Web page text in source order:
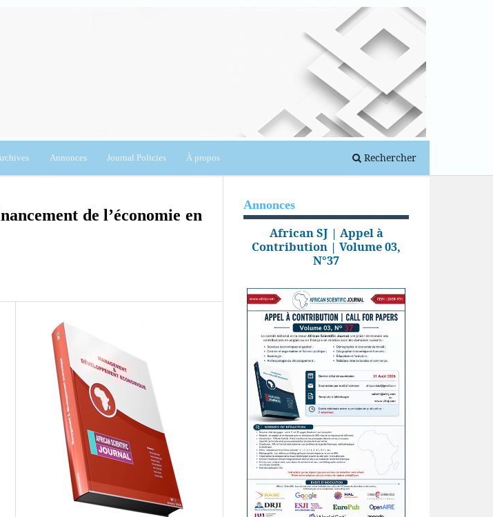
Annonces Journal Policies À propos Rechercher
Se connecter
de l’économie en
Annonces
African SJ | Appel à
Contribution | Volume 03,
N°37